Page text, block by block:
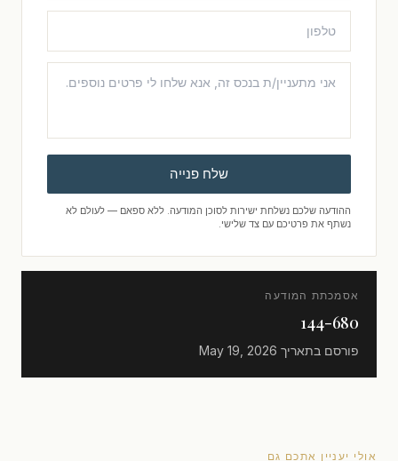
שלח פנייה
ההודעה שלכם נשלחת ישירות לסוכן המודעה. ללא ספאם — לעולם לא
נשתף את פרטיכם עם צד שלישי.
אסמכתת המודעה
144-680
פורסם בתאריך
אולי יעניין אתכם גם